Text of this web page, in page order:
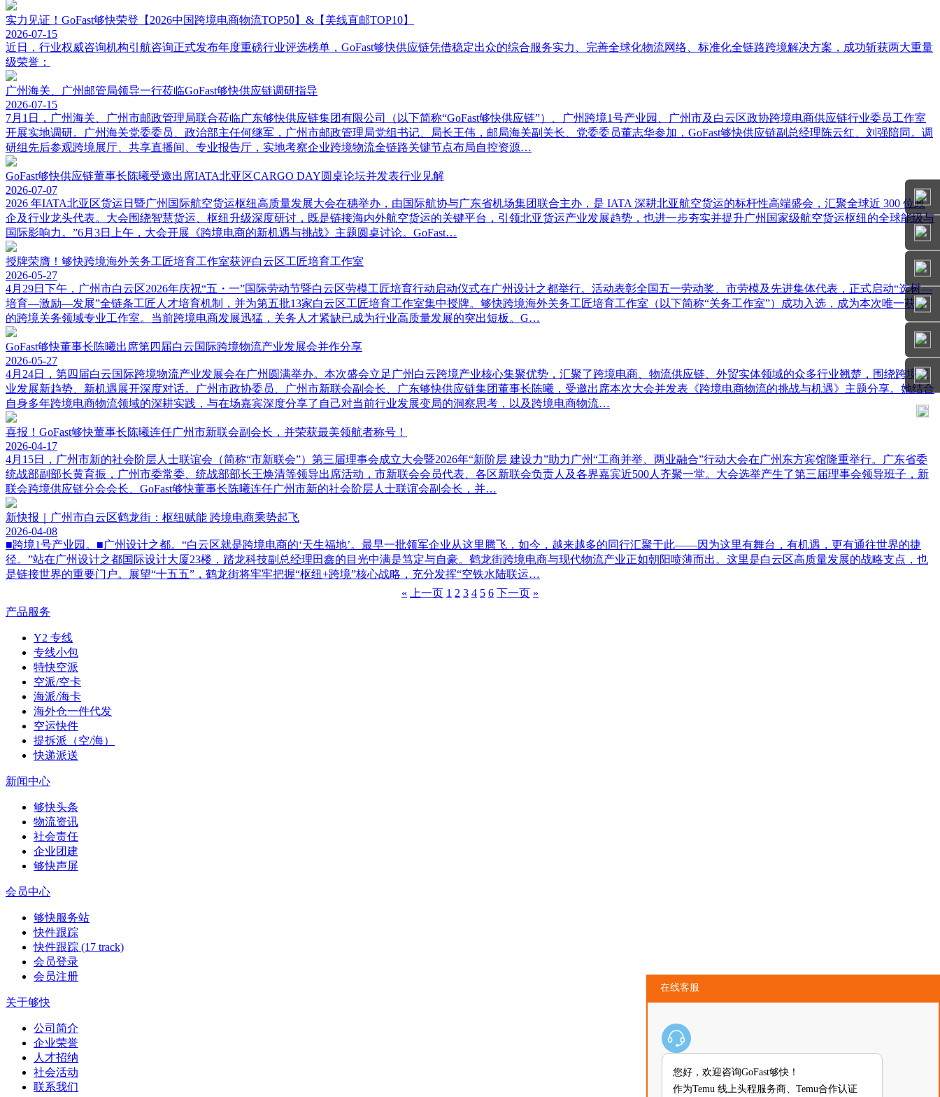
实力见证！GoFast够快荣登【2026中国跨境电商物流TOP50】&【美线直邮TOP10】
2026-07-15
近日，行业权威咨询机构引航咨询正式发布年度重磅行业评选榜单，GoFast够快供应链凭借稳定出众的综合服务实力、完善全球化物流网络、标准化全链路跨境解决方案，成功斩获两大重量
级荣誉：
广州海关、广州邮管局领导一行莅临GoFast够快供应链调研指导
2026-07-15
7月1日，广州海关、广州市邮政管理局联合莅临广东够快供应链集团有限公司（以下简称“GoFast够快供应链”）、广州跨境1号产业园、广州市及白云区政协跨境电商供应链行业委员工作室
开展实地调研。广州海关党委委员、政治部主任何继军，广州市邮政管理局党组书记、局长王伟，邮局海关副关长、党委委员董志华参加，GoFast够快供应链副总经理陈云红、刘强陪同。调
研组先后参观跨境展厅、共享直播间、专业报告厅，实地考察企业跨境物流全链路关键节点布局自控资源…
GoFast够快供应链董事长陈曦受邀出席IATA北亚区CARGO DAY圆桌论坛并发表行业见解
2026-07-07
2026 年IATA北亚区货运日暨广州国际航空货运枢纽高质量发展大会在穗举办，由国际航协与广东省机场集团联合主办，是 IATA 深耕北亚航空货运的标杆性高端盛会，汇聚全球近 300 位政
企及行业龙头代表。大会围绕智慧货运、枢纽升级深度研讨，既是链接海内外航空货运的关键平台，引领北亚货运产业发展趋势，也进一步夯实并提升广州国家级航空货运枢纽的全球能级与
国际影响力。”6月3日上午，大会开展《跨境电商的新机遇与挑战》主题圆桌讨论。GoFast…
授牌荣膺！够快跨境海外关务工匠培育工作室获评白云区工匠培育工作室
2026-05-27
4月29日下午，广州市白云区2026年庆祝“五・一”国际劳动节暨白云区劳模工匠培育行动启动仪式在广州设计之都举行。活动表彰全国五一劳动奖、市劳模及先进集体代表，正式启动“选树—
培育—激励—发展”全链条工匠人才培育机制，并为第五批13家白云区工匠培育工作室集中授牌。够快跨境海外关务工匠培育工作室（以下简称“关务工作室”）成功入选，成为本次唯一获评
的跨境关务领域专业工作室。当前跨境电商发展迅猛，关务人才紧缺已成为行业高质量发展的突出短板。G…
GoFast够快董事长陈曦出席第四届白云国际跨境物流产业发展会并作分享
2026-05-27
4月24日，第四届白云国际跨境物流产业发展会在广州圆满举办。本次盛会立足广州白云跨境产业核心集聚优势，汇聚了跨境电商、物流供应链、外贸实体领域的众多行业翘楚，围绕跨境产
业发展新趋势、新机遇展开深度对话。广州市政协委员、广州市新联会副会长、广东够快供应链集团董事长陈曦，受邀出席本次大会并发表《跨境电商物流的挑战与机遇》主题分享。她结合
自身多年跨境电商物流领域的深耕实践，与在场嘉宾深度分享了自己对当前行业发展变局的洞察思考，以及跨境电商物流…
喜报！GoFast够快董事长陈曦连任广州市新联会副会长，并荣获最美领航者称号！
2026-04-17
4月15日，广州市新的社会阶层人士联谊会（简称“市新联会”）第三届理事会成立大会暨2026年“新阶层 建设力”助力广州“工商并举、两业融合”行动大会在广州东方宾馆隆重举行。广东省委
统战部副部长黄育振，广州市委常委、统战部部长王焕清等领导出席活动，市新联会会员代表、各区新联会负责人及各界嘉宾近500人齐聚一堂。大会选举产生了第三届理事会领导班子，新
联会跨境供应链分会会长、GoFast够快董事长陈曦连任广州市新的社会阶层人士联谊会副会长，并…
新快报｜广州市白云区鹤龙街：枢纽赋能 跨境电商乘势起飞
2026-04-08
■跨境1号产业园。■广州设计之都。“白云区就是跨境电商的‘天生福地’。最早一批领军企业从这里腾飞，如今，越来越多的同行汇聚于此——因为这里有舞台，有机遇，更有通往世界的捷
径。”站在广州设计之都国际设计大厦23楼，踏龙科技副总经理田鑫的目光中满是笃定与自豪。鹤龙街跨境电商与现代物流产业正如朝阳喷薄而出。这里是白云区高质量发展的战略支点，也
是链接世界的重要门户。展望“十五五”，鹤龙街将牢牢把握“枢纽+跨境”核心战略，充分发挥“空铁水陆联运…
«
上一页 1 2 3 4 5 6 下一页 »
在线客服
您好，欢迎咨询GoFast够快！
作为Temu 线上头程服务商、Temu合作认证
产品服务
Y2 专线
专线小包
特快空派
空派/空卡
海派/海卡
海外仓一件代发
空运快件
提拆派（空/海）
快递派送
新闻中心
够快头条
物流资讯
社会责任
企业团建
够快声屏
会员中心
够快服务站
快件跟踪
快件跟踪 (17 track)
会员登录
会员注册
关于够快
公司简介
企业荣誉
人才招纳
社会活动
联系我们